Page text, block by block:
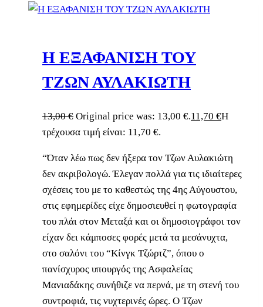
Η ΕΞΑΦΑΝΙΣΗ ΤΟΥ
ΤΖΩΝ ΑΥΛΑΚΙΩΤΗ
13,00€ Original price was: 13,00 €.11,70 €Η
τρέχουσα τιμή είναι: 11,70 €.
“Όταν λέω πως δεν ήξερα τον Τζων Αυλακιώτη
δεν ακριβολογώ. Έλεγαν πολλά για τις ιδιαίτερες
σχέσεις του με το καθεστώς της 4ης Αύγουστου,
στις εφημερίδες είχε δημοσιευθεί η φωτογραφία
του πλάι στον Μεταξά και οι δημοσιογράφοι τον
είχαν δει κάμποσες φορές μετά τα μεσάνυχτα,
στο σαλόνι του “Κίνγκ Τζώρτζ”, όπου ο
πανίσχυρος υπουργός της Ασφαλείας
Μανιαδάκης συνήθιζε να περνά, με τη στενή του
συντροφιά, τις νυχτερινές ώρες. Ο Τζων